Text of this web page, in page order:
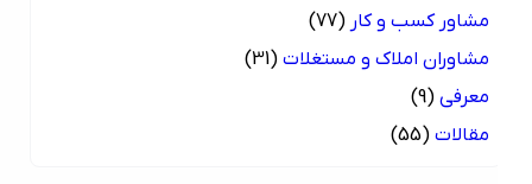
مشاور کسب و کار (77)
مشاوران املاک و مستغلات (31)
معرفی (9)
مقالات (55)